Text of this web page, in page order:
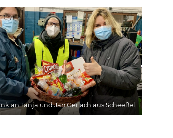
an Tanja und Jan Gerlach aus Scheeßel